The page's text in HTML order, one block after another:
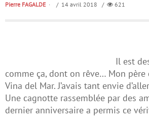
Pierre FAGALDE / 14 avril 2018 / 621
Il est
comme ça, dont on rêve… Mon père
Vina del Mar. J’avais tant envie
Une cagnotte rassemblée par des
dernier anniversaire a permis ce